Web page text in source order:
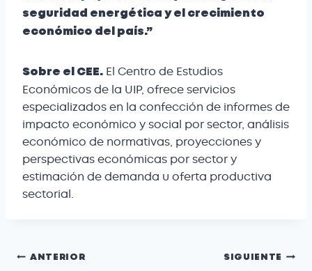
seguridad energética y el crecimiento
económico del país.”
Sobre el CEE. El Centro de Estudios
Económicos de la UIP, ofrece servicios
especializados en la confección de informes de
impacto económico y social por sector, análisis
económico de normativas, proyecciones y
perspectivas económicas por sector y
estimación de demanda u oferta productiva
sectorial.
ANTERIOR SIGUIENTE